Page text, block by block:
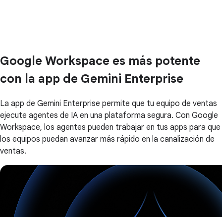
Google Workspace es más potente
con la app de Gemini Enterprise
La app de Gemini Enterprise permite que tu equipo de ventas
ejecute agentes de IA en una plataforma segura. Con Google
Workspace, los agentes pueden trabajar en tus apps para que
los equipos puedan avanzar más rápido en la canalización de
ventas.